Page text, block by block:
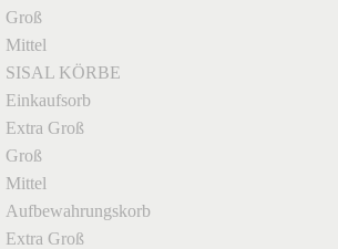
Groß
Mittel
SISAL KÖRBE
Einkaufsorb
Extra Groß
Groß
Mittel
Aufbewahrungskorb
Extra Groß